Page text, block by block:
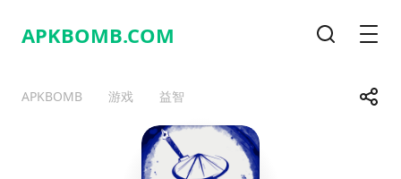
APKBOMB.COM
APKBOMB 游戏 益智 Share